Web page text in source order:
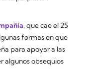
, que cae el 25
formas en que
para apoyar a las
algunos obsequios